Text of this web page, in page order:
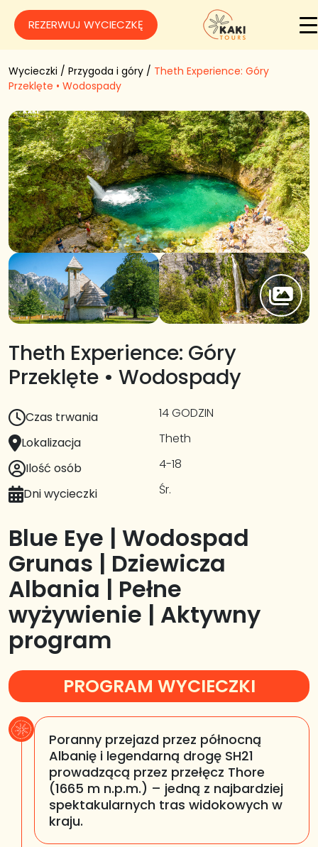
REZERWUJ WYCIECZKĘ
Wycieczki / Przygoda i góry / Theth Experience: Góry
Przeklęte • Wodospady
Theth Experience: Góry
Przeklęte • Wodospady
Czas trwania
14 GODZIN
Lokalizacja
Theth
Ilość osób
4-18
Dni wycieczki
Śr.
Blue Eye | Wodospad
Grunas | Dziewicza
Albania | Pełne
wyżywienie | Aktywny
program
PROGRAM WYCIECZKI
Poranny przejazd przez północną
Albanię i legendarną drogę SH21
prowadzącą przez przełęcz Thore
(1665 m n.p.m.) – jedną z najbardziej
spektakularnych tras widokowych w
kraju.